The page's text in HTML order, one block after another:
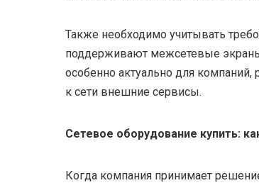
Также необходимо учитывать
поддерживают межсетевые
особенно актуально для
к сети внешние сервисы.
Сетевое оборудование купить:
Когда компания принимает